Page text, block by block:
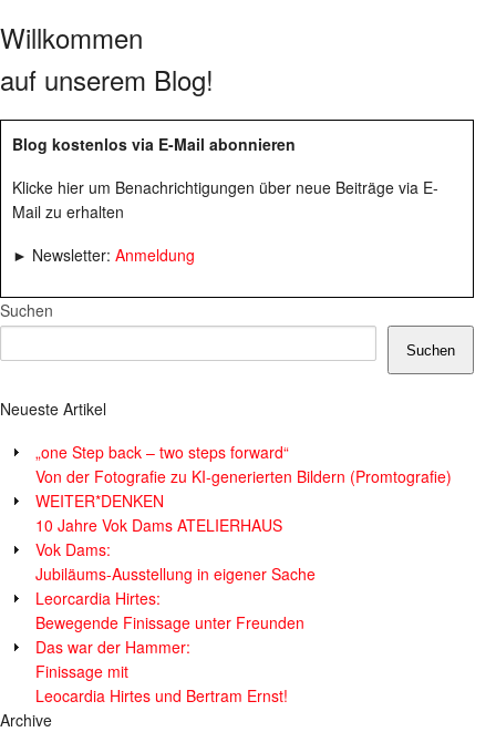
Willkommen
auf unserem Blog!
Blog kostenlos via E-Mail abonnieren
Klicke hier um Benachrichtigungen über neue Beiträge via E-
Mail zu erhalten
► Newsletter: Anmeldung
Suchen
Suchen
Neueste Artikel
„one Step back – two steps forward“
Von der Fotografie zu KI-generierten Bildern (Promtografie)
WEITER*DENKEN
10 Jahre Vok Dams ATELIERHAUS
Vok Dams:
Jubiläums-Ausstellung in eigener Sache
Leorcardia Hirtes:
Bewegende Finissage unter Freunden
Das war der Hammer:
Finissage mit
Leocardia Hirtes und Bertram Ernst!
Archive